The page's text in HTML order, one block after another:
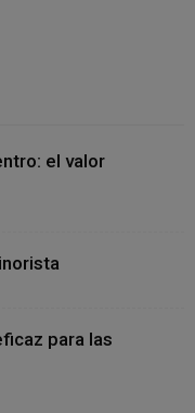
el valor
para las